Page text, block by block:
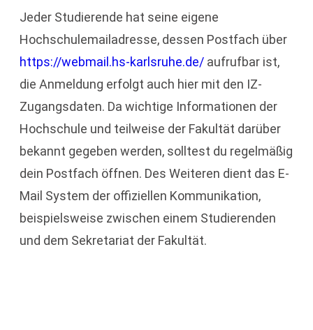
Jeder Studierende hat seine eigene
Hochschulemailadresse, dessen Postfach über
https://webmail.hs-karlsruhe.de/ aufrufbar ist,
die Anmeldung erfolgt auch hier mit den IZ-
Zugangsdaten. Da wichtige Informationen der
Hochschule und teilweise der Fakultät darüber
bekannt gegeben werden, solltest du regelmäßig
dein Postfach öffnen. Des Weiteren dient das E-
Mail System der offiziellen Kommunikation,
beispielsweise zwischen einem Studierenden
und dem Sekretariat der Fakultät.